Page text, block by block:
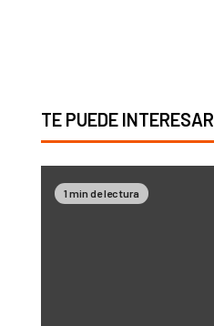
TE PUEDE INTERESAR
1 min de lectura